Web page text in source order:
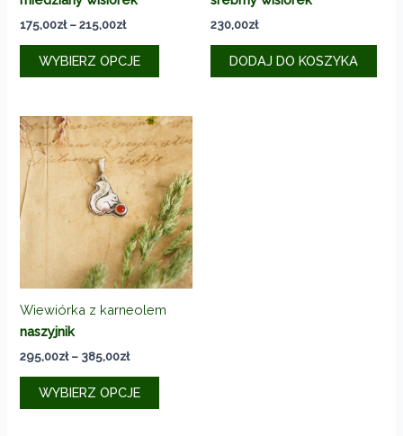
175,00zł – 215,00złZakres
od
175,00zł
WYBIERZ OPCJE
Ten
wiele
wariantów.
Opcje
można
wybrać
na
stronie
produktu
230,00zł
DODAJ DO KOSZYKA
Wiewiórka z karneolem
naszyjnik
295,00zł – 385,00złZakres
od
295,00zł
WYBIERZ OPCJE
Ten